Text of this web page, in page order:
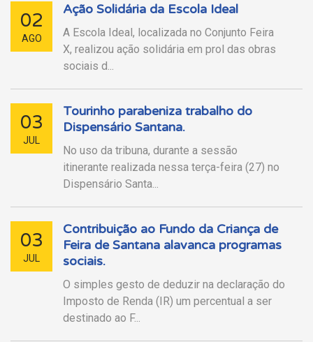
02
AGO
Ação Solidária da Escola Ideal
A Escola Ideal, localizada no Conjunto Feira
X, realizou ação solidária em prol das obras
sociais d...
03
JUL
Tourinho parabeniza trabalho do
Dispensário Santana.
No uso da tribuna, durante a sessão
itinerante realizada nessa terça-feira (27) no
Dispensário Santa...
03
JUL
Contribuição ao Fundo da Criança de
Feira de Santana alavanca programas
sociais.
O simples gesto de deduzir na declaração do
Imposto de Renda (IR) um percentual a ser
destinado ao F...